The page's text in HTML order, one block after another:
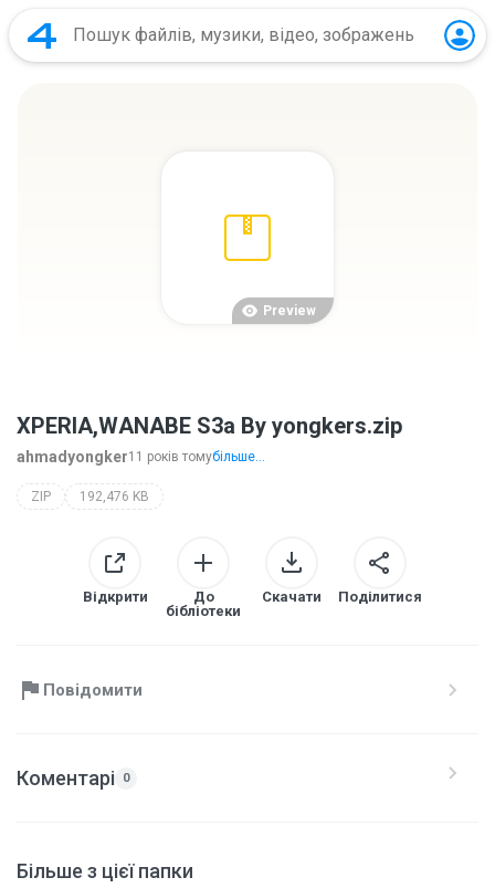
Preview
XPERIA,WANABE S3a By yongkers.zip
ahmadyongker11 років томубільше...
ZIP 192,476 KB
Відкрити
До
бібліотеки
Скачати Поділитися
Повідомити
Коментарі 0
Більше з цієї папки